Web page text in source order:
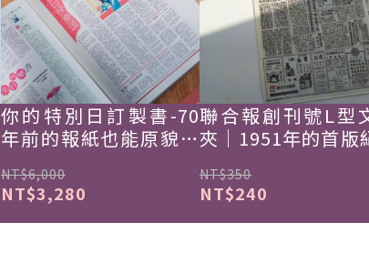
你的特別日訂製書-70
年前的報紙也能原貌重
NT$6,000
NT$3,280
聯合報創刊號L型
夾｜1951年的首版
NT$350
NT$240